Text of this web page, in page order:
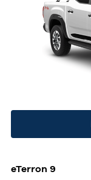
eTerron 9